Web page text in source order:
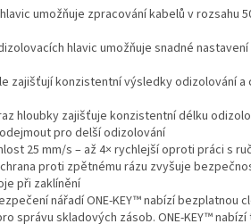
umožňuje zpracování kabelů v rozsahu
hlavic umožňuje snadné
zajišťují konzistentní výsledky odizolování a
hloubky zajišťuje konzistentní délku
pro delší odizolování
25 mm/s – až 4× rychlejší oproti práci s
proti zpětnému rázu zvyšuje
při zaklínění
nářadí ONE-KEY™ nabízí bezplatnou
správu skladových zásob. ONE-KEY™